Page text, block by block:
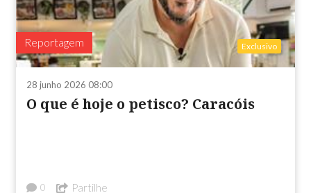
Reportagem Exclusivo
28 junho 2026 08:00
O que é hoje o petisco? Caracóis
0 Partilhe